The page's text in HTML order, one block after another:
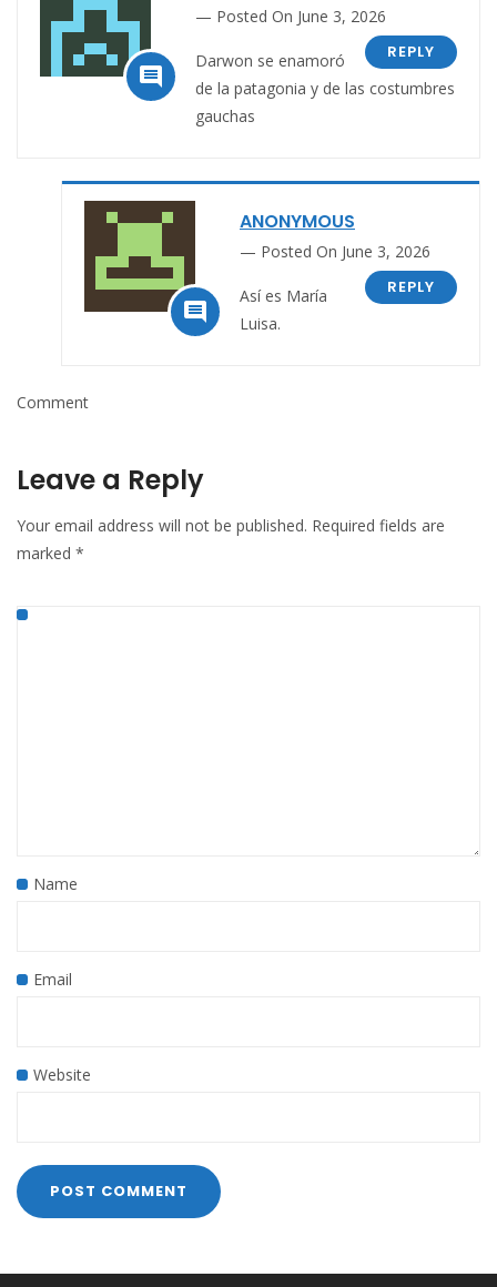

Posted On June 3, 2026
REPLY
Darwon se enamoró
de la patagonia y de las costumbres
gauchas

ANONYMOUS
Posted On June 3, 2026
REPLY
Así es María
Luisa.
Comment
Leave a Reply
Your email address will not be published. Required fields are
marked *
Name
Email
Website